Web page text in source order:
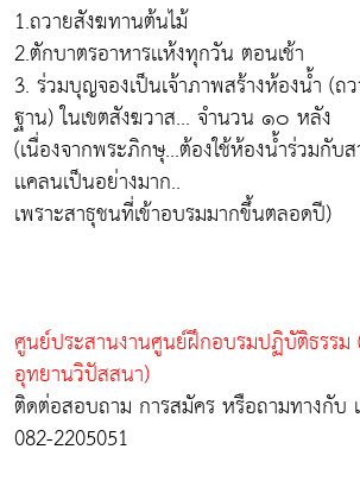
1.ถวายสังฆทานต้นไม้
2.ตักบาตรอาหารเเห้งทุกวัน ตอนเช้า
3. ร่วมบุญจองเป็นเจ้าภาพสร้างห้องน้ำ (ถ
ฐาน) ในเขตสังฆวาส... จำนวน ๑๐ หลัง
(เนื่องจากพระภิกษุ...ต้องใช้ห้องน้ำร่วมกับ
เเคลนเป็นอย่างมาก..
เพราะสาธุชนที่เข้าอบรมมากขึ้นตลอดปี)
ศูนย์ประสานงานศูนย์ฝึกอบรมปฏิบัติธรร
อุทยานวิปัสสนา)
ติดต่อสอบถาม การสมัคร หรือถามทางกับ
082-2205051